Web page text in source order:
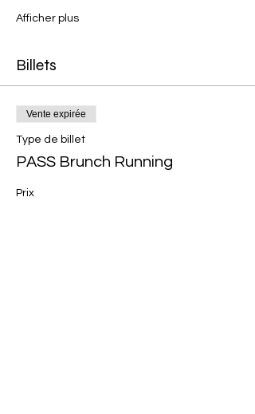
Afficher plus
Billets
Vente expirée
Type de billet
PASS Brunch Running
Prix